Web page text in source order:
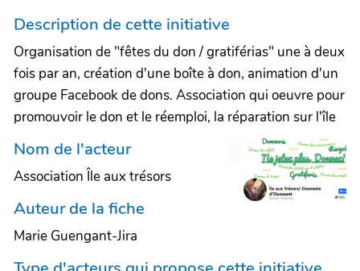
Description de cette initiative
Organisation de "fêtes du don / gratiférias" une à deux
fois par an, création d'une boîte à don, animation d'un
groupe Facebook de dons. Association qui oeuvre pour
promouvoir le don et le réemploi, la réparation sur l'île
Nom de l'acteur
Association Île aux trésors
Auteur de la fiche
Marie Guengant-Jira